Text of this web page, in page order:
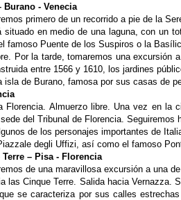
Burano - Venecia
primero de un recorrido a pie de la
en medio de una laguna, con un
famoso Puente de los Suspiros o la
Por la tarde, tomaremos una
entre 1566 y 1610, los jardines
isla de Burano, famosa por sus casas de
Florencia. Almuerzo libre. Una vez en
del Tribunal de Florencia.
de los personajes importantes de
degli Uffizi, así como el famoso
– Pisa - Florencia
de una maravillosa excursión a una
las Cinque Terre. Salida hacia
se caracteriza por sus calles